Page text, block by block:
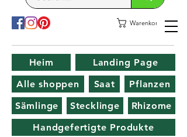
Warenkorb
Heim
Landing Page
Alle shoppen
Saat
Pflanzen
Sämlinge
Stecklinge
Rhizome
Handgefertigte Produkte